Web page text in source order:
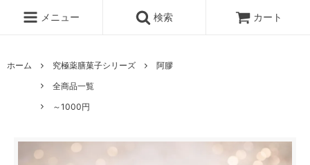
メニュー 検索 カート
ホーム 究極薬膳菓子シリーズ
阿膠
全商品一覧
～1000円